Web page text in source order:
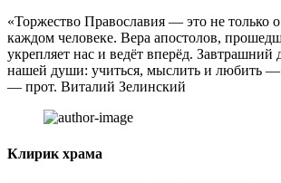
«Торжество Православия — это не только
каждом человеке. Вера апостолов,
укрепляет нас и ведёт вперёд. Завтрашний
нашей души: учиться, мыслить и любить —
— прот. Виталий Зелинский
Клирик храма